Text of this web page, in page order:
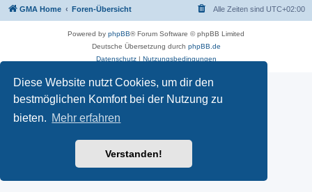
Diese Website nutzt Cookies, um dir den
bestmöglichen Komfort bei der Nutzung zu
bieten. Mehr erfahren
Verstanden!
GMA Home Foren-Übersicht Alle Zeiten sind UTC+02:00
Powered by phpBB® Forum Software © phpBB Limited
Deutsche Übersetzung durch phpBB.de
Datenschutz| Nutzungsbedingungen